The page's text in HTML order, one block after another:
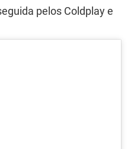
pelos Coldplay e